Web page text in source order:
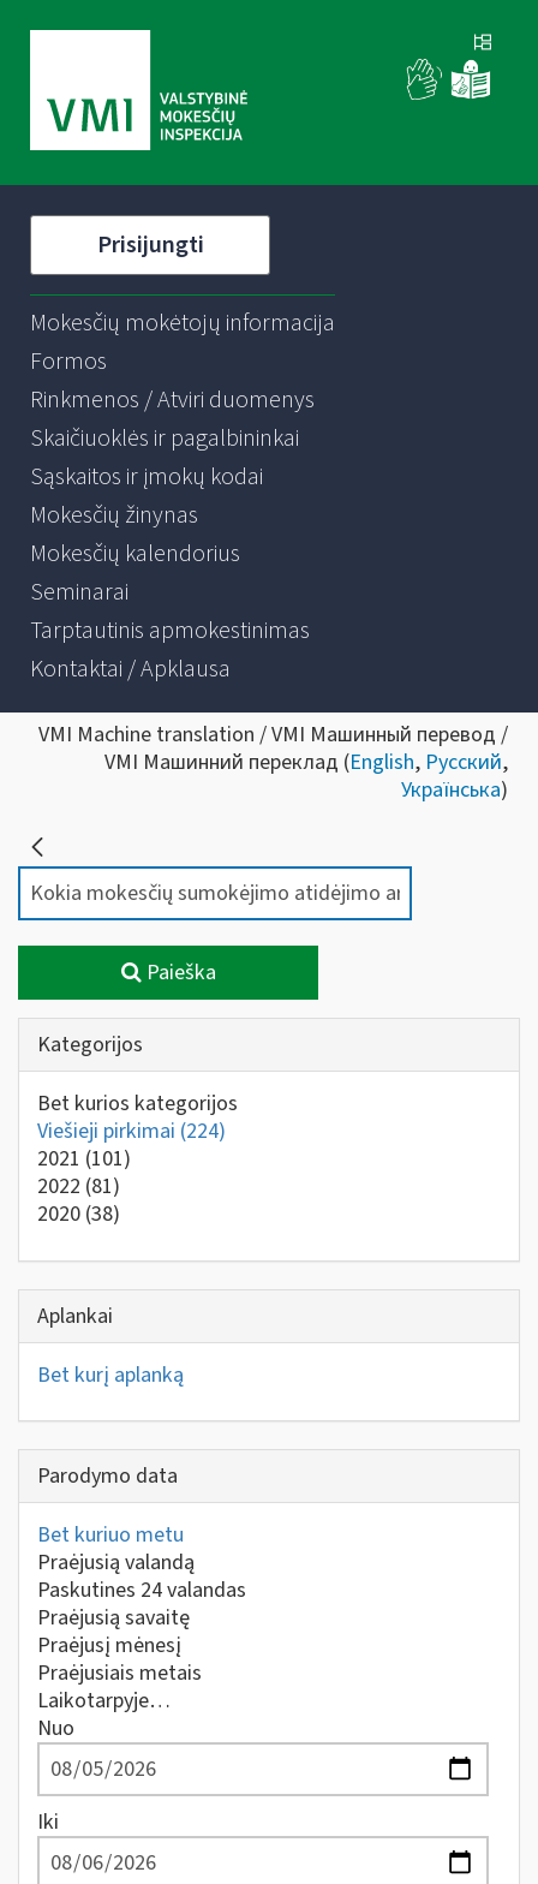
Prisijungti
Mokesčių mokėtojų informacija
Formos
Rinkmenos / Atviri duomenys
Skaičiuoklės ir pagalbininkai
Sąskaitos ir įmokų kodai
Mokesčių žinynas
Mokesčių kalendorius
Seminarai
Tarptautinis apmokestinimas
Kontaktai / Apklausa
VMI Machine translation / VMI Машинный перевод /
VMI Машинний переклад (English, Русский,
Українська)
Paieška
Kategorijos
Bet kurios kategorijos
Viešieji pirkimai (224)
2021 (101)
2022 (81)
2020 (38)
Aplankai
Bet kurį aplanką
Parodymo data
Bet kuriuo metu
Praėjusią valandą
Paskutines 24 valandas
Praėjusią savaitę
Praėjusį mėnesį
Praėjusiais metais
Laikotarpyje…
Nuo
Iki